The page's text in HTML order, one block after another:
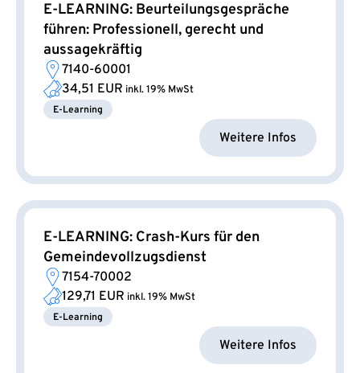
E-LEARNING: Beurteilungsgespräche
führen: Professionell, gerecht und
aussagekräftig
7140-60001
34,51 EUR inkl. 19% MwSt
E-Learning
Weitere Infos
E-LEARNING: Crash-Kurs für den
Gemeindevollzugsdienst
7154-70002
129,71 EUR inkl. 19% MwSt
E-Learning
Weitere Infos